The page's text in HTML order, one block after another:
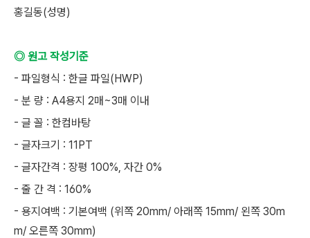
홍길동(성명)
◎ 원고 작성기준
- 파일형식 : 한글 파일(HWP)
- 분 량 : A4용지 2매~3매 이내
- 글 꼴 : 한컴바탕
- 글자크기 : 11PT
- 글자간격 : 장평 100%, 자간 0%
- 줄 간 격 : 160%
- 용지여백 : 기본여백 (위쪽 20mm/ 아래쪽 15mm/ 왼쪽 30m
m/ 오른쪽 30mm)